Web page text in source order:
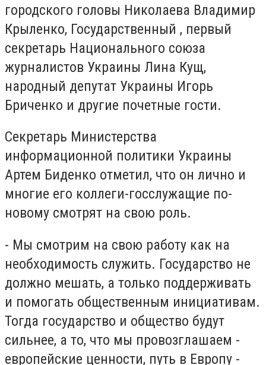
городского головы Николаева Владимир
Крыленко, Государственный , первый
секретарь Национального союза
журналистов Украины Лина Кущ,
народный депутат Украины Игорь
Бриченко и другие почетные гости.
Секретарь Министерства
информационной политики Украины
Артем Биденко отметил, что он лично и
многие его коллеги-госслужащие по-
новому смотрят на свою роль.
- Мы смотрим на свою работу как на
необходимость служить. Государство не
должно мешать, а только поддерживать
и помогать общественным инициативам.
Тогда государство и общество будут
сильнее, а то, что мы провозглашаем -
европейские ценности, путь в Европу -